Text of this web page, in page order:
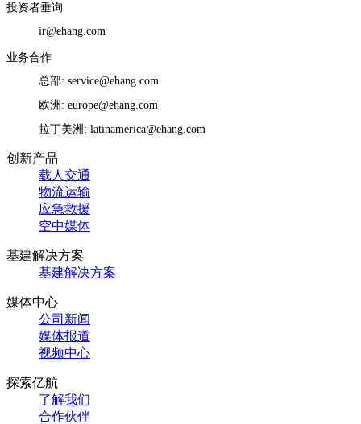
投资者垂询
ir@ehang.com
业务合作
总部: service@ehang.com
欧洲: europe@ehang.com
拉丁美洲: latinamerica@ehang.com
创新产品
载人交通
物流运输
应急救援
空中媒体
基建解决方案
基建解决方案
媒体中心
公司新闻
媒体报道
视频中心
探索亿航
了解我们
合作伙伴